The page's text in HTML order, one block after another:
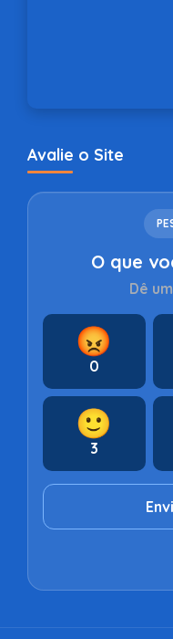
Avalie o Site
O que
Dê
😡
0
🙂
3